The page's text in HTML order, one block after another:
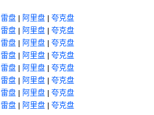
雷盘 | 阿里盘 | 夸克盘
雷盘 | 阿里盘 | 夸克盘
雷盘 | 阿里盘 | 夸克盘
雷盘 | 阿里盘 | 夸克盘
雷盘 | 阿里盘 | 夸克盘
雷盘 | 阿里盘 | 夸克盘
雷盘 | 阿里盘 | 夸克盘
雷盘 | 阿里盘 | 夸克盘